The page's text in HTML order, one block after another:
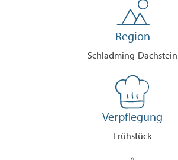
Region
Schladming-Dachstein
Verpflegung
Frühstück